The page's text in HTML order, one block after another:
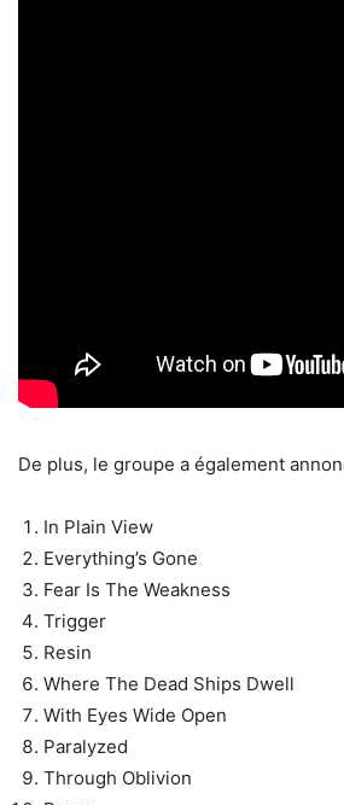
De plus, le groupe a également
In Plain View
Everything’s Gone
Fear Is The Weakness
Trigger
Resin
Where The Dead Ships Dwell
With Eyes Wide Open
Paralyzed
Through Oblivion